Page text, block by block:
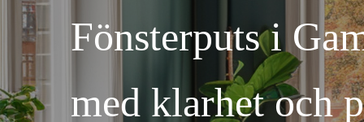
Fönsterputs i
med klarhet och